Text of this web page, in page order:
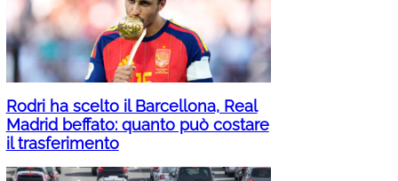
Rodri ha scelto il Barcellona, Real
Madrid beffato: quanto può costare
il trasferimento